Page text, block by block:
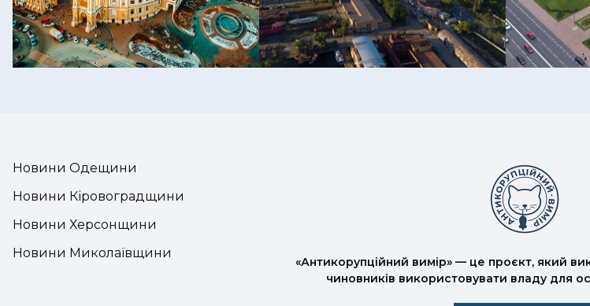
Новини Одещини
Новини Кіровоградщини
Новини Херсонщини
Новини Миколаївщини
«Антикорупційний вимір» — це проєкт, який
чиновників використовувати владу для